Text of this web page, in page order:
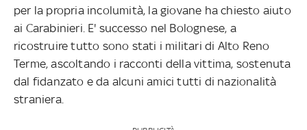
per la propria incolumità, la giovane ha chiesto aiuto
ai Carabinieri. E' successo nel Bolognese, a
ricostruire tutto sono stati i militari di Alto Reno
Terme, ascoltando i racconti della vittima, sostenuta
dal fidanzato e da alcuni amici tutti di nazionalità
straniera.